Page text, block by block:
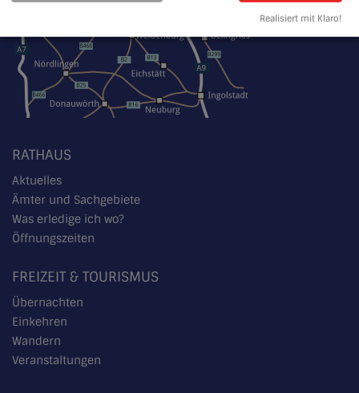
RATHAUS
Aktuelles
Ämter und Sachgebiete
Was erledige ich wo?
Öffnungszeiten
FREIZEIT & TOURISMUS
Übernachten
Einkehren
Wandern
Veranstaltungen
Realisiert mit Klaro!